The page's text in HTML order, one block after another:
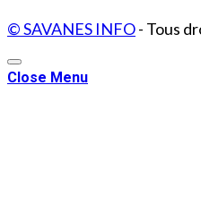
© SAVANES INFO- Tous
Close Menu